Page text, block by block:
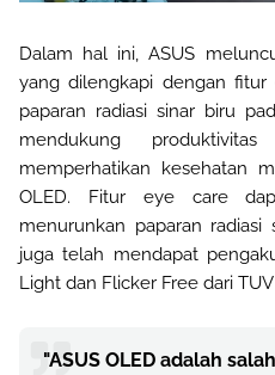
Dalam hal ini, ASUS
yang dilengkapi dengan
paparan radiasi sinar biru
mendukung
memperhatikan kesehatan
OLED. Fitur eye care
menurunkan paparan radiasi
juga telah mendapat
Light dan Flicker Free dari
"ASUS OLED adalah